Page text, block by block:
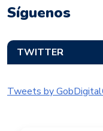
Síguenos
TWITTER
Tweets by